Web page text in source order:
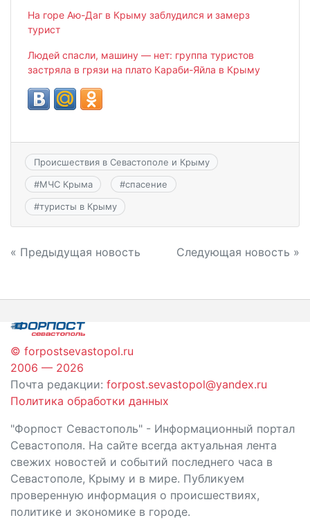
На горе Аю-Даг в Крыму заблудился и замерз
турист
Людей спасли, машину — нет: группа туристов
застряла в грязи на плато Караби-Яйла в Крыму
Происшествия в Севастополе и Крыму
#МЧС Крыма #спасение
#туристы в Крыму
Навигация
записям
« Предыдущая новость Следующая новость »
© forpostsevastopol.ru
2006 — 2026
Почта редакции: forpost.sevastopol@yandex.ru
Политика обработки данных
"Форпост Севастополь" - Информационный портал
Севастополя. На сайте всегда актуальная лента
свежих новостей и событий последнего часа в
Севастополе, Крыму и в мире. Публикуем
проверенную информация о происшествиях,
политике и экономике в городе.